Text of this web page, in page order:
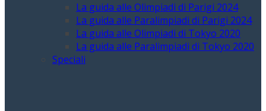
La guida alle Olimpiadi di Parigi 2024
La guida alle Paralimpiadi di Parigi 2024
La guida alle Olimpiadi di Tokyo 2020
La guida alle Paralimpiadi di Tokyo 2020
Speciali